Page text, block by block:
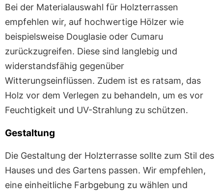
Bei der Materialauswahl für Holzterrassen
empfehlen wir, auf hochwertige Hölzer wie
beispielsweise Douglasie oder Cumaru
zurückzugreifen. Diese sind langlebig und
widerstandsfähig gegenüber
Witterungseinflüssen. Zudem ist es ratsam, das
Holz vor dem Verlegen zu behandeln, um es vor
Feuchtigkeit und UV-Strahlung zu schützen.
Gestaltung
Die Gestaltung der Holzterrasse sollte zum Stil des
Hauses und des Gartens passen. Wir empfehlen,
eine einheitliche Farbgebung zu wählen und